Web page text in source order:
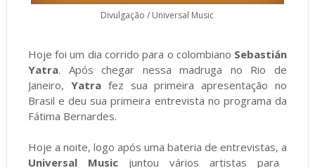
Divulgação / Universal Music
Hoje foi um dia corrido para o colombiano Sebastián
Yatra. Após chegar nessa madruga no Rio de
Janeiro, Yatrafez sua primeira apresentação no
Brasil e deu sua primeira entrevista no programa da
Fátima Bernardes.
Hoje a noite, logo após uma bateria de entrevistas, a
Universal Musicjuntou vários artistas para